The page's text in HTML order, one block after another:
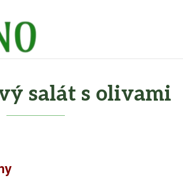
salát s olivami